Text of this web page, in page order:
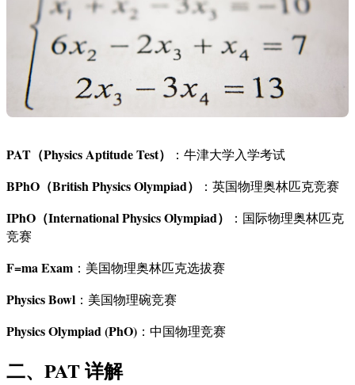
PAT（Physics Aptitude Test） ：牛津大学入学考试
BPhO（British Physics Olympiad） ：英国物理奥林匹克竞赛
IPhO（International Physics Olympiad）
：国际物理奥林匹克
竞赛
F=ma Exam ：美国物理奥林匹克选拔赛
Physics Bowl ：美国物理碗竞赛
Physics Olympiad (PhO) ：中国物理竞赛
二、PAT 详解